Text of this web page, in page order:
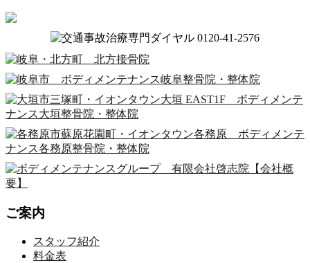
ご案内
スタッフ紹介
料金表